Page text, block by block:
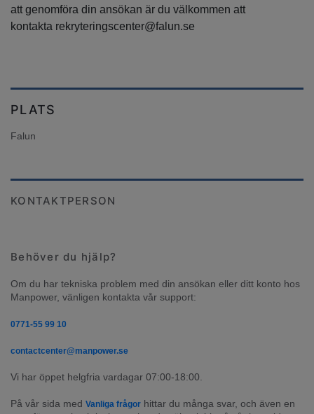
att genomföra din ansökan är du välkommen att
kontakta rekryteringscenter@falun.se
PLATS
Falun
KONTAKTPERSON
Behöver du hjälp?
Om du har tekniska problem med din ansökan eller ditt konto hos
Manpower, vänligen kontakta vår support:
0771-55 99 10
contactcenter@manpower.se
Vi har öppet helgfria vardagar 07:00-18:00.
På vår sida med Vanliga frågor hittar du många svar, och även en